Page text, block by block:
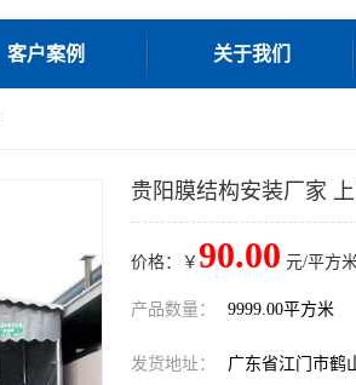
客户案例 关于我们
贵阳膜结构安装厂家
价格：￥ 90.00 元/平方
产品数量： 9999.00平方米
发货地址： 广东省江门市鹤